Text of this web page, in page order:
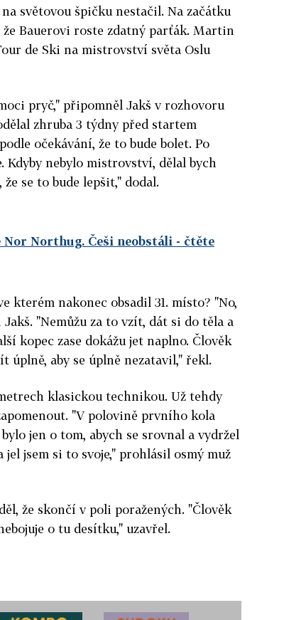
světovou špičku nestačil. Na začátku
Bauerovi roste zdatný parťák. Martin
de Ski na mistrovství světa Oslu
pryč," připomněl Jakš v rozhovoru
zhruba 3 týdny před startem
očekávání, že to bude bolet. Po
nebylo mistrovství, dělal bych
se to bude lepšit," dodal.
Northug. Češi neobstáli - čtěte
kterém nakonec obsadil 31. místo? "No,
"Nemůžu za to vzít, dát si do těla a
kopec zase dokážu jet naplno. Člověk
úplně, aby se úplně nezatavil," řekl.
klasickou technikou. Už tehdy
"V polovině prvního kola
jen o tom, abych se srovnal a vydržel
jsem si to svoje," prohlásil osmý muž
že skončí v poli poražených. "Člověk
o tu desítku," uzavřel.